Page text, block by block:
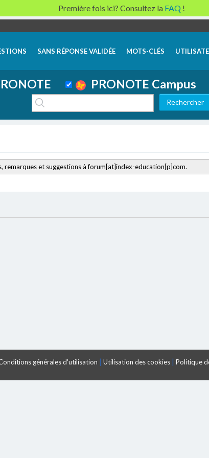
SANS RÉPONSE VALIDÉE MOTS-CLÉS
PRONOTE Campus
remarques et suggestions à forum[at]index-education[p]com.
générales d'utilisation | Utilisation des cookies | Politique
Première fois ici? Consultez la FAQ !